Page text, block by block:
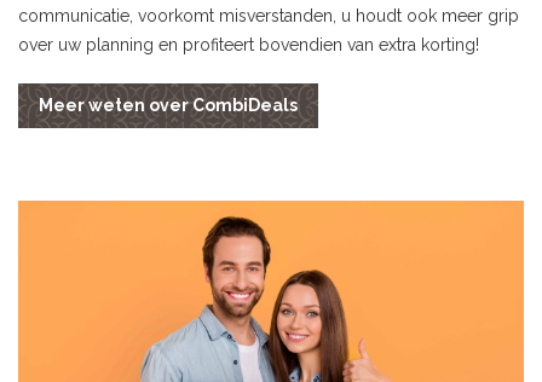
communicatie, voorkomt misverstanden, u houdt ook meer grip
over uw planning en profiteert bovendien van extra korting!
Meer weten over CombiDeals